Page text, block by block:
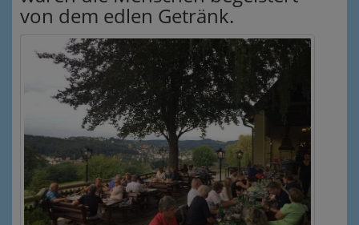
von dem edlen Getränk.